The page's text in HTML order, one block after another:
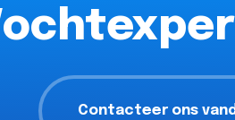
Contacteer ons